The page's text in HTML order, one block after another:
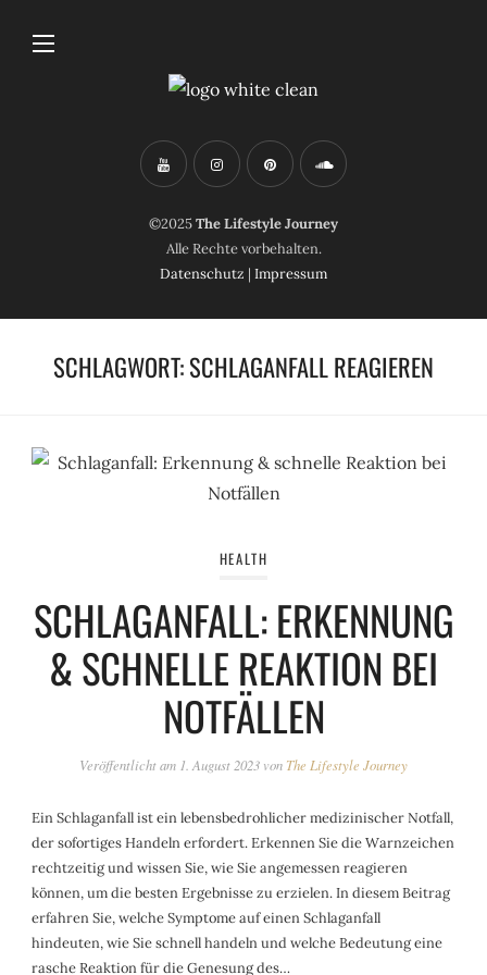
©2025The Lifestyle Journey
Alle Rechte vorbehalten.
Datenschutz | Impressum
SCHLAGWORT:SCHLAGANFALL REAGIEREN
HEALTH
SCHLAGANFALL: ERKENNUNG
& SCHNELLE REAKTION BEI
NOTFÄLLEN
Veröffentlicht am 1. August 2023 von The Lifestyle Journey
Ein Schlaganfall ist ein lebensbedrohlicher medizinischer Notfall,
der sofortiges Handeln erfordert. Erkennen Sie die Warnzeichen
rechtzeitig und wissen Sie, wie Sie angemessen reagieren
können, um die besten Ergebnisse zu erzielen. In diesem Beitrag
erfahren Sie, welche Symptome auf einen Schlaganfall
hindeuten, wie Sie schnell handeln und welche Bedeutung eine
rasche Reaktion für die Genesung des…